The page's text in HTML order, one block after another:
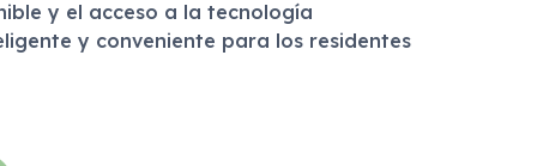
y el acceso a la tecnología
y conveniente para los residentes